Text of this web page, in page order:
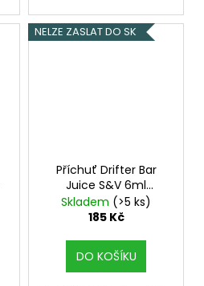
NELZE ZASLAT DO SK
Příchuť Drifter Bar
Juice S&V 6ml
Watermelon Ice
Skladem (>5 ks)
185 Kč
DO KOŠÍKU